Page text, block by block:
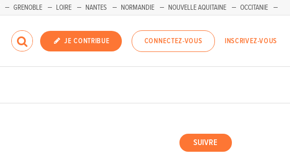
GRENOBLE LOIRE NANTES NORMANDIE NOUVELLE AQUITAINE
OCCITANIE
JE CONTRIBUE CONNECTEZ-VOUS INSCRIVEZ-VOUS
SUIVRE